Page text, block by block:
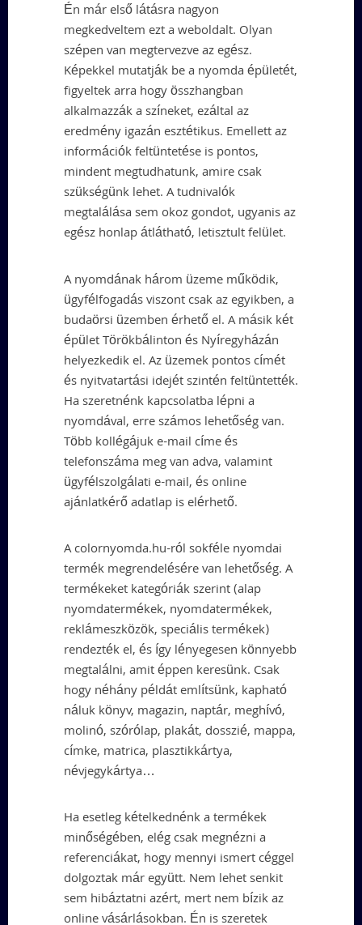
Én már első látásra nagyon
megkedveltem ezt a weboldalt. Olyan
szépen van megtervezve az egész.
Képekkel mutatják be a nyomda épületét,
figyeltek arra hogy összhangban
alkalmazzák a színeket, ezáltal az
eredmény igazán esztétikus. Emellett az
információk feltüntetése is pontos,
mindent megtudhatunk, amire csak
szükségünk lehet. A tudnivalók
megtalálása sem okoz gondot, ugyanis az
egész honlap átlátható, letisztult felület.
A nyomdának három üzeme működik,
ügyfélfogadás viszont csak az egyikben, a
budaörsi üzemben érhető el. A másik két
épület Törökbálinton és Nyíregyházán
helyezkedik el. Az üzemek pontos címét
és nyitvatartási idejét szintén feltüntették.
Ha szeretnénk kapcsolatba lépni a
nyomdával, erre számos lehetőség van.
Több kollégájuk e-mail címe és
telefonszáma meg van adva, valamint
ügyfélszolgálati e-mail, és online
ajánlatkérő adatlap is elérhető.
A colornyomda.hu-ról sokféle nyomdai
termék megrendelésére van lehetőség. A
termékeket kategóriák szerint (alap
nyomdatermékek, nyomdatermékek,
reklámeszközök, speciális termékek)
rendezték el, és így lényegesen könnyebb
megtalálni, amit éppen keresünk. Csak
hogy néhány példát említsünk, kapható
náluk könyv, magazin, naptár, meghívó,
molinó, szórólap, plakát, dosszié, mappa,
címke, matrica, plasztikkártya,
névjegykártya…
Ha esetleg kételkednénk a termékek
minőségében, elég csak megnézni a
referenciákat, hogy mennyi ismert céggel
dolgoztak már együtt. Nem lehet senkit
sem hibáztatni azért, mert nem bízik az
online vásárlásokban. Én is szeretek